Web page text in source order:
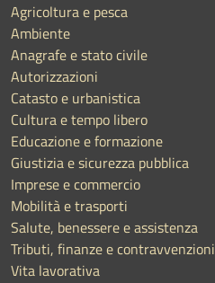
Agricoltura e pesca
Ambiente
Anagrafe e stato civile
Autorizzazioni
Catasto e urbanistica
Cultura e tempo libero
Educazione e formazione
Giustizia e sicurezza pubblica
Imprese e commercio
Mobilità e trasporti
Salute, benessere e assistenza
Tributi, finanze e contravvenzioni
Vita lavorativa